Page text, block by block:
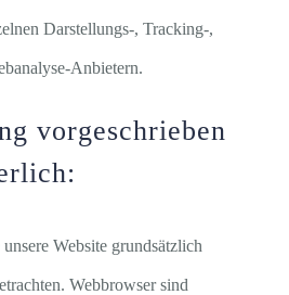
Darstellungs-, Tracking-,
Anbietern.
vorgeschrieben
Website grundsätzlich
Webbrowser sind